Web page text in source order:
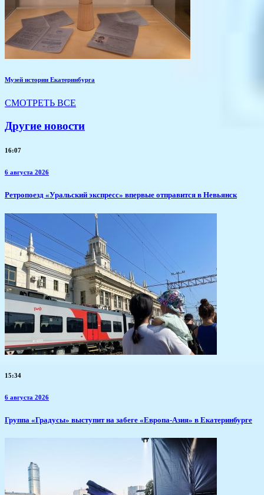
Музей истории Екатеринбурга
СМОТРЕТЬ ВСЕ
Другие новости
16:07
6 августа 2026
​Ретропоезд «Уральский экспресс» впервые отправится в Невьянск
15:34
6 августа 2026
​Группа «Градусы» выступит на забеге «Европа-Азия» в Екатеринбурге